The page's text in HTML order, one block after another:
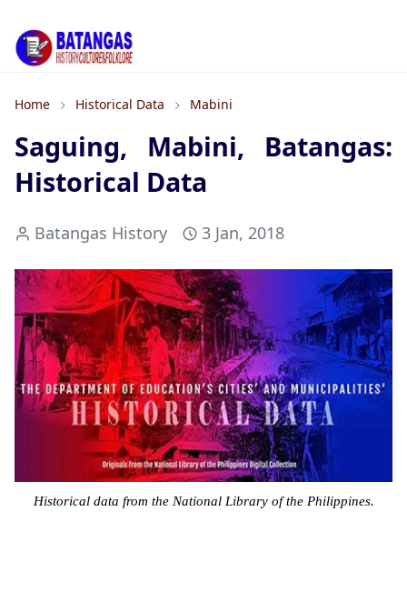
Home Historical Data Mabini
Saguing, Mabini, Batangas:
Historical Data
Batangas History 3 Jan, 2018
Historical data from the National Library of the Philippines.